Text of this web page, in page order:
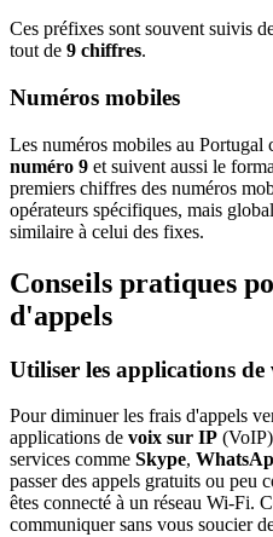
Ces préfixes sont souvent suivis
tout de 9 chiffres.
Numéros mobiles
Les numéros mobiles au Portugal
numéro 9 et suivent aussi le
premiers chiffres des numéros
opérateurs spécifiques, mais
similaire à celui des fixes.
Conseils pratiques
d'appels
Utiliser les applications
Pour diminuer les frais d'appels
applications de voix sur IP
services comme Skype,
passer des appels gratuits ou peu
êtes connecté à un réseau Wi-Fi.
communiquer sans vous soucier